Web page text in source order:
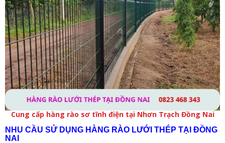
Cung cấp hàng rào sơ tĩnh điện tại Nhơn Trạch Đồng Nai
NHU CẦU SỬ DỤNG HÀNG RÀO LƯỚI THÉP TẠI ĐỒNG
NAI